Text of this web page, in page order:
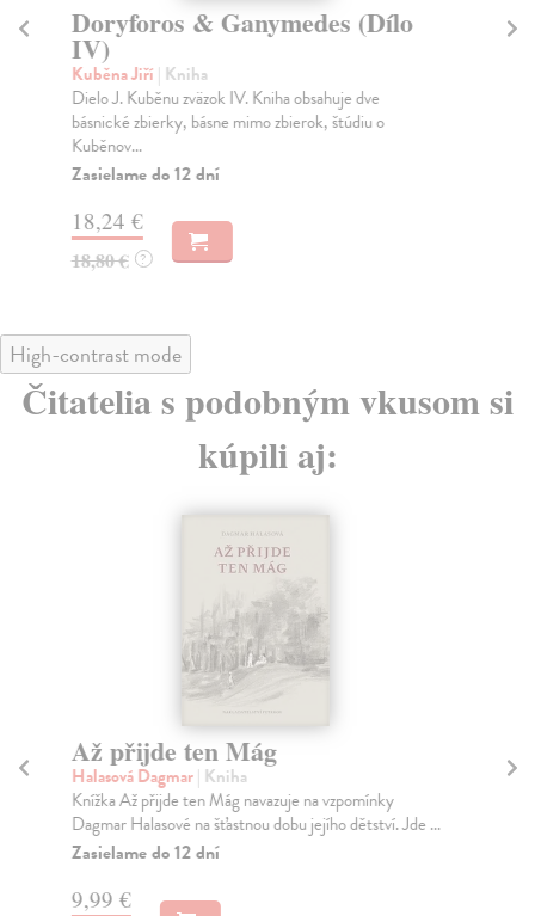
Doryforos & Ganymedes (Dílo
IV)
Kuběna Jiří | Kniha
Dielo J. Kuběnu zväzok IV. Kniha obsahuje dve
básnické zbierky, básne mimo zbierok, štúdiu o
Kuběnov...
Zasielame do 12 dní
18,24 €
18,80 € ?
High-contrast mode
Čitatelia s podobným vkusom si
kúpili aj:
Až přijde ten Mág
Halasová Dagmar| Kniha
Knížka Až přijde ten Mág navazuje na vzpomínky
Dagmar Halasové na šťastnou dobu jejího dětství. Jde ...
Zasielame do 12 dní
9,99 €